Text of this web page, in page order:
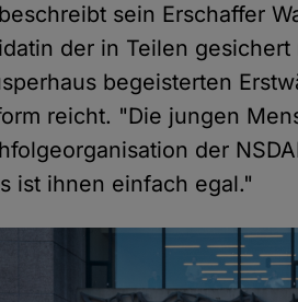
sein Erschaffer
der in Teilen
begeisterten
reicht. "Die jungen
der
ist ihnen einfach egal."